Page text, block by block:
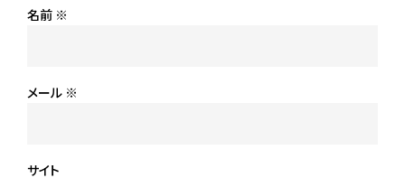
名前 ※
メール ※
サイト